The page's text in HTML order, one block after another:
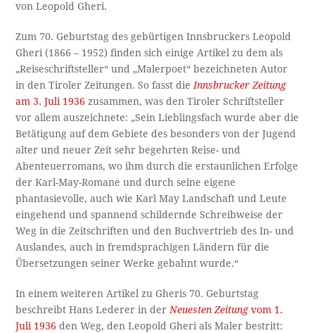
von Leopold Gheri.
Zum 70. Geburtstag des gebürtigen Innsbruckers Leopold
Gheri (1866 – 1952) finden sich einige Artikel zu dem als
„Reiseschriftsteller“ und „Malerpoet“ bezeichneten Autor
in den Tiroler Zeitungen. So fasst die Innsbrucker Zeitung
am 3. Juli 1936 zusammen, was den Tiroler Schriftsteller
vor allem auszeichnete: „Sein Lieblingsfach wurde aber die
Betätigung auf dem Gebiete des besonders von der Jugend
alter und neuer Zeit sehr begehrten Reise- und
Abenteuerromans, wo ihm durch die erstaunlichen Erfolge
der Karl-May-Romane und durch seine eigene
phantasievolle, auch wie Karl May Landschaft und Leute
eingehend und spannend schildernde Schreibweise der
Weg in die Zeitschriften und den Buchvertrieb des In- und
Auslandes, auch in fremdsprachigen Ländern für die
Übersetzungen seiner Werke gebahnt wurde.“
In einem weiteren Artikel zu Gheris 70. Geburtstag
beschreibt Hans Lederer in der Neuesten Zeitungvom 1.
Juli 1936 den Weg, den Leopold Gheri als Maler bestritt: